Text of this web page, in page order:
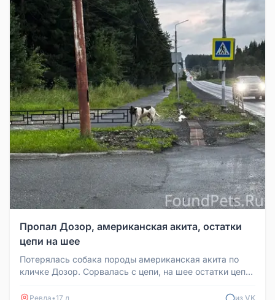
Пропал Дозор, американская акита, остатки
цепи на шее
Потерялась собака породы американская акита по
кличке Дозор. Сорвалась с цепи, на шее остатки цепи.
Ревда•17 д из VK